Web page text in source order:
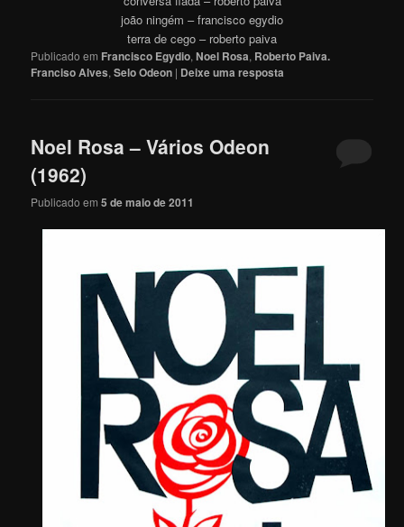
joão ningém – francisco egydio
terra de cego – roberto paiva
Publicado em Francisco Egydio,Noel Rosa, Roberto Paiva.
Franciso Alves,Selo Odeon | Deixe uma resposta
Noel Rosa – Vários Odeon
(1962)
Publicado em5 de maio de 2011